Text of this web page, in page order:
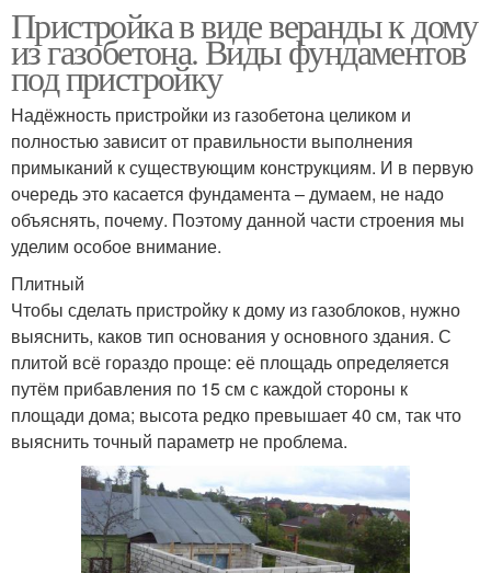
Пристройка в виде веранды к дому
из газобетона. Виды фундаментов
под пристройку
Надёжность пристройки из газобетона целиком и
полностью зависит от правильности выполнения
примыканий к существующим конструкциям. И в первую
очередь это касается фундамента – думаем, не надо
объяснять, почему. Поэтому данной части строения мы
уделим особое внимание.
Плитный
Чтобы сделать пристройку к дому из газоблоков, нужно
выяснить, каков тип основания у основного здания. С
плитой всё гораздо проще: её площадь определяется
путём прибавления по 15 см с каждой стороны к
площади дома; высота редко превышает 40 см, так что
выяснить точный параметр не проблема.